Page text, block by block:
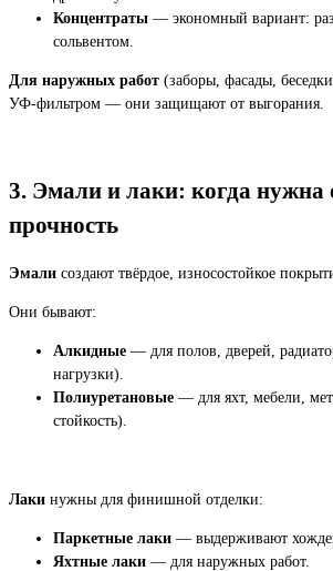
Концентраты — экономный вариант:
сольвентом.
Для наружных работ (заборы, фасады,
УФ-фильтром — они защищают от выгорания.
3. Эмали и лаки: когда нужна
прочность
Эмали создают твёрдое, износостойкое
Они бывают:
Алкидные — для полов, дверей,
нагрузки).
Полиуретановые — для яхт, мебели,
стойкость).
Лаки нужны для финишной отделки:
Паркетные лаки — выдерживают
Яхтные лаки — для наружных работ.